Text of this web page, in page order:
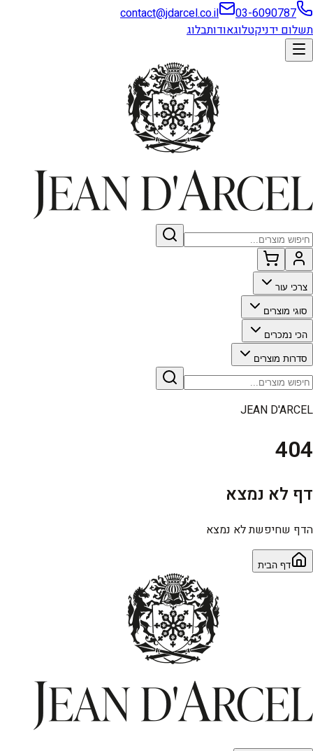
03-6090787
contact@jdarcel.co.il
תשלום ידניקטלוגאודותבלוג
צרכי עור
סוגי מוצרים
הכי נמכרים
סדרות מוצרים
JEAN D'ARCEL
404
דף לא נמצא
הדף שחיפשת לא נמצא
דף הבית